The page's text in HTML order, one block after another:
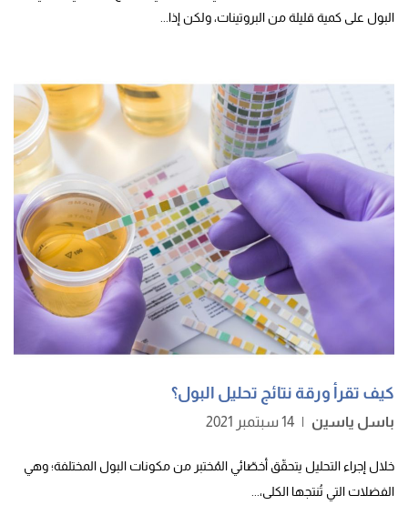
البول على كمية قليلة من البروتينات، ولكن إذا...
كيف تقرأ ورقة نتائج تحليل البول؟
باسل ياسين | 14 سبتمبر 2021
خلال إجراء التحليل يتحقّق أخصّائي المُختبر من مكونات البول المختلفة؛ وهي
الفضلات التي تُنتجها الكلى،...